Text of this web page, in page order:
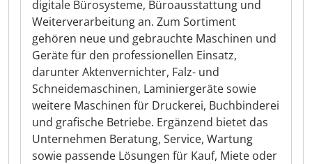
digitale Bürosysteme, Büroausstattung und
Weiterverarbeitung an. Zum Sortiment
gehören neue und gebrauchte Maschinen und
Geräte für den professionellen Einsatz,
darunter Aktenvernichter, Falz- und
Schneidemaschinen, Laminiergeräte sowie
weitere Maschinen für Druckerei, Buchbinderei
und grafische Betriebe. Ergänzend bietet das
Unternehmen Beratung, Service, Wartung
sowie passende Lösungen für Kauf, Miete oder